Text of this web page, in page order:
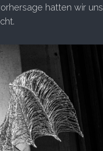
hatten wir uns